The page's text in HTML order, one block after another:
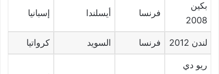
بكين
2008
فرنسا أيسلندا إسبانيا
لندن فرنسا السويد كرواتيا
ريو دي